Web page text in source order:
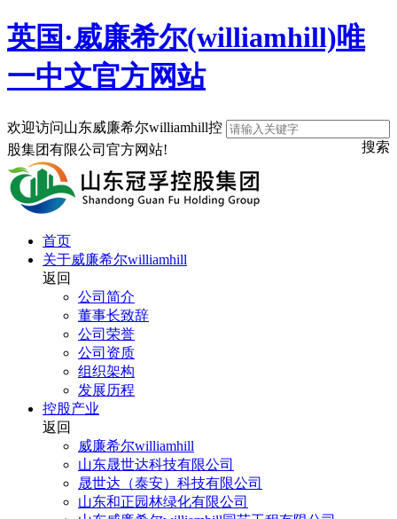
英国·威廉希尔(williamhill)唯
一中文官方网站
欢迎访问山东威廉希尔williamhill控
股集团有限公司官方网站!
搜索
首页
关于威廉希尔williamhill
返回
公司简介
董事长致辞
公司荣誉
公司资质
组织架构
发展历程
控股产业
返回
威廉希尔williamhill
山东晟世达科技有限公司
晟世达（泰安）科技有限公司
山东和正园林绿化有限公司